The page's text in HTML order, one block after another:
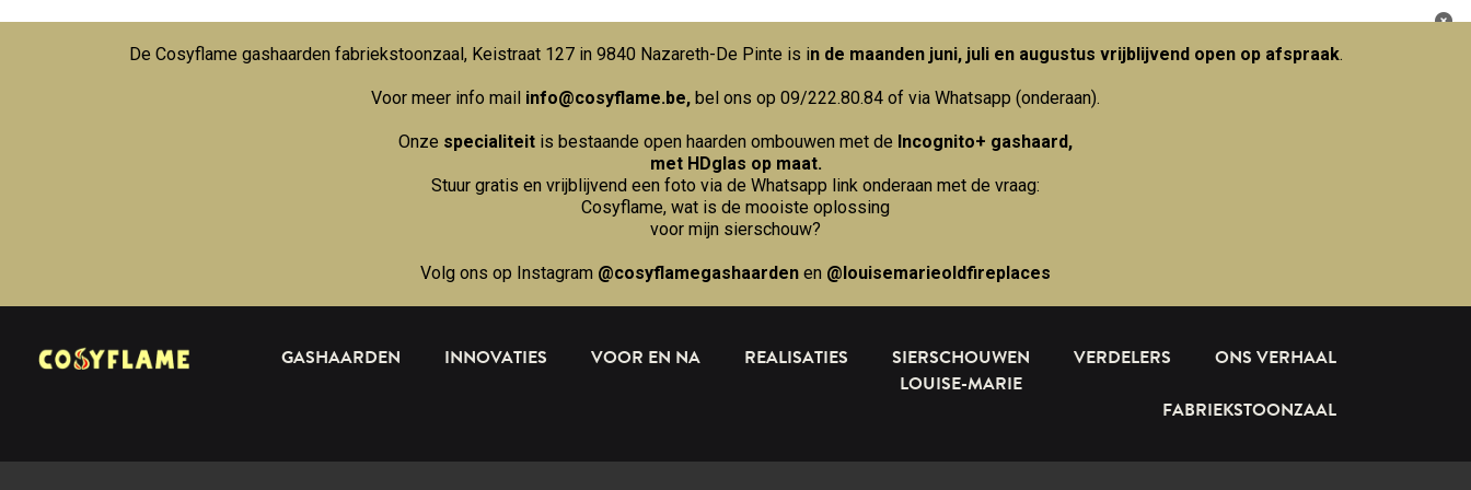
De Cosyflame gashaarden fabriekstoonzaal, Keistraat 127 in 9840 Nazareth-De Pinte is in de maanden juni, juli en augustus vrijblijvend open op afspraak.
Voor meer info mail info@cosyflame.be, bel ons op 09/222.80.84 of via Whatsapp (onderaan).
Onze specialiteit is bestaande open haarden ombouwen met de Incognito+ gashaard,
met HDglas op maat.
Stuur gratis en vrijblijvend een foto via de Whatsapp link onderaan met de vraag:
Cosyflame, wat is de mooiste oplossing
voor mijn sierschouw?
Volg ons op Instagram @cosyflamegashaarden en @louisemarieoldfireplaces
GASHAARDEN INNOVATIES VOOR EN NA REALISATIES
SIERSCHOUWEN
LOUISE-MARIE
VERDELERS
ONS VERHAAL
FABRIEKSTOONZAAL